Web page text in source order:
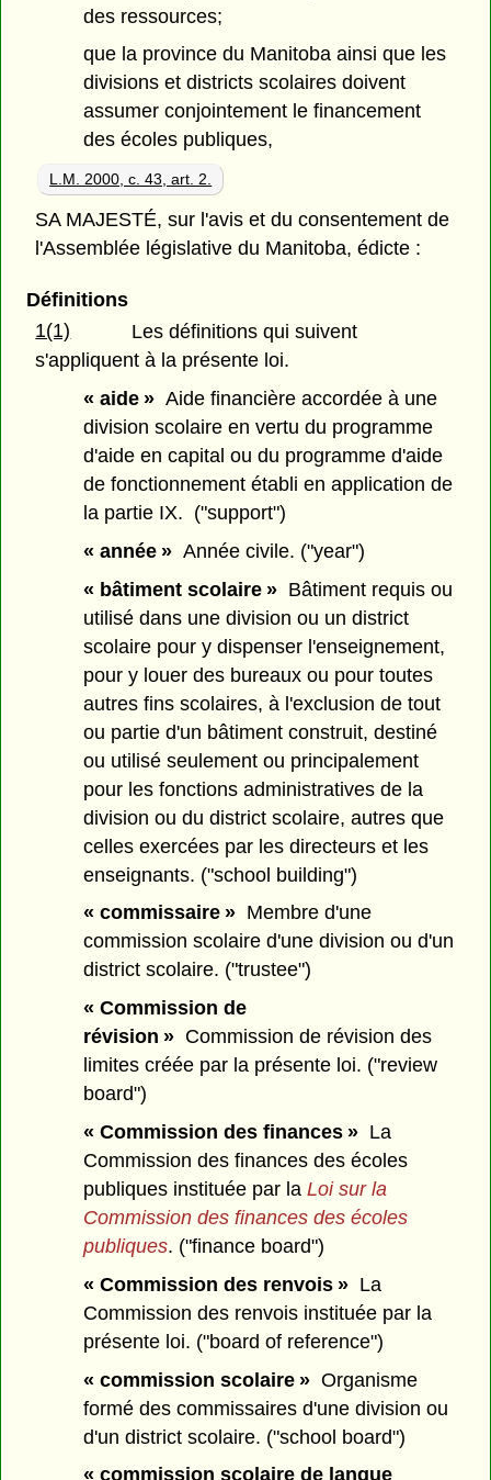
des ressources;
que la province du Manitoba ainsi que les
divisions et districts scolaires doivent
assumer conjointement le financement
des écoles publiques,
L.M. 2000, c. 43, art. 2.
SA MAJESTÉ, sur l'avis et du consentement de
l'Assemblée législative du Manitoba, édicte :
Définitions
1(1)
Les définitions qui suivent
s'appliquent à la présente loi.
« aide » Aide financière accordée à une
division scolaire en vertu du programme
d'aide en capital ou du programme d'aide
de fonctionnement établi en application de
la partie IX. ("support")
« année » Année civile. ("year")
« bâtiment scolaire » Bâtiment requis ou
utilisé dans une division ou un district
scolaire pour y dispenser l'enseignement,
pour y louer des bureaux ou pour toutes
autres fins scolaires, à l'exclusion de tout
ou partie d'un bâtiment construit, destiné
ou utilisé seulement ou principalement
pour les fonctions administratives de la
division ou du district scolaire, autres que
celles exercées par les directeurs et les
enseignants. ("school building")
« commissaire » Membre d'une
commission scolaire d'une division ou d'un
district scolaire. ("trustee")
« Commission de
révision » Commission de révision des
limites créée par la présente loi. ("review
board")
« Commission des finances » La
Commission des finances des écoles
publiques instituée par laLoi sur la
Commission des finances des écoles
publiques. ("finance board")
« Commission des renvois » La
Commission des renvois instituée par la
présente loi. ("board of reference")
« commission scolaire » Organisme
formé des commissaires d'une division ou
d'un district scolaire. ("school board")
« commission scolaire de langue